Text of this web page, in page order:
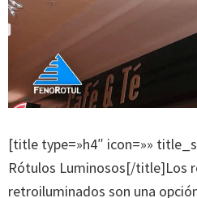
[title type=»h4″ icon=»»
Rótulos Luminosos[/title]Los
retroiluminados son una